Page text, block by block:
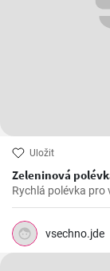
Uložit
Zeleninová
Rychlá polévka pro
vsechno.jde